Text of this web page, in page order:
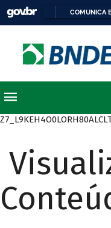
COMUNICA